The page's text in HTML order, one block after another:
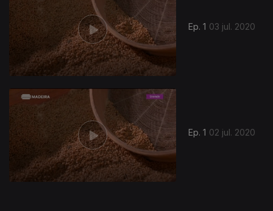
Ep. 1 03 jul. 2020
Ep. 1 02 jul. 2020